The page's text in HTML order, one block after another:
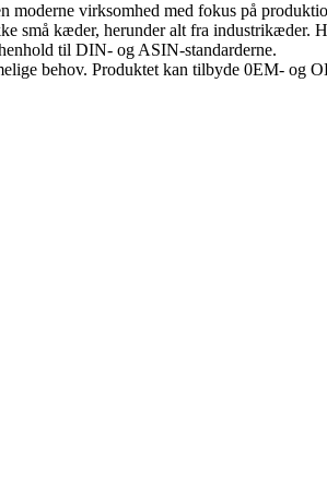
virksomhed med fokus på
små kæder, herunder alt fra industrikæder.
til DIN- og ASIN-standarderne.
behov. Produktet kan tilbyde 0EM- og